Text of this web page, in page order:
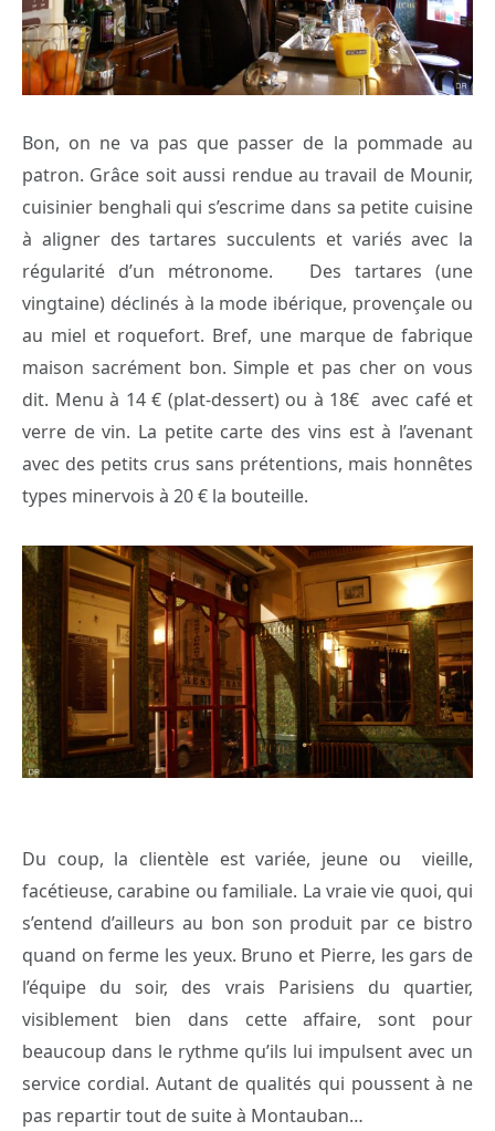
Bon, on ne va pas que passer de la pommade au
patron. Grâce soit aussi rendue au travail de Mounir,
cuisinier benghali qui s’escrime dans sa petite cuisine
à aligner des tartares succulents et variés avec la
régularité d’un métronome. Des tartares (une
vingtaine) déclinés à la mode ibérique, provençale ou
au miel et roquefort. Bref, une marque de fabrique
maison sacrément bon. Simple et pas cher on vous
dit. Menu à 14 € (plat-dessert) ou à 18€ avec café et
verre de vin. La petite carte des vins est à l’avenant
avec des petits crus sans prétentions, mais honnêtes
types minervois à 20 € la bouteille.
Du coup, la clientèle est variée, jeune ou vieille,
facétieuse, carabine ou familiale. La vraie vie quoi, qui
s’entend d’ailleurs au bon son produit par ce bistro
quand on ferme les yeux. Bruno et Pierre, les gars de
l’équipe du soir, des vrais Parisiens du quartier,
visiblement bien dans cette affaire, sont pour
beaucoup dans le rythme qu’ils lui impulsent avec un
service cordial. Autant de qualités qui poussent à ne
pas repartir tout de suite à Montauban…